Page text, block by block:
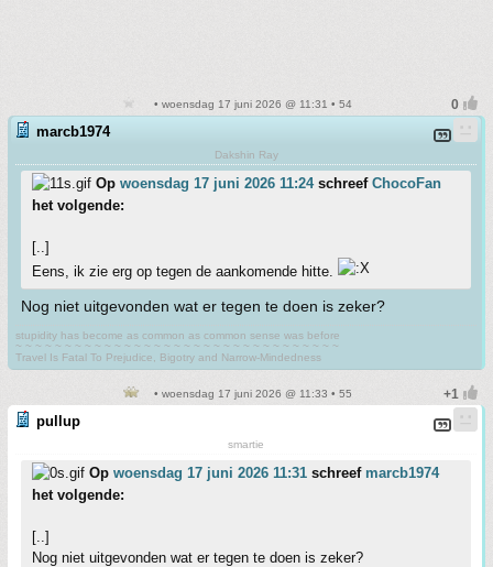
• woensdag 17 juni 2026 @ 11:31 • 54
marcb1974
Dakshin Ray
Op woensdag 17 juni 2026 11:24schreef ChocoFan
het volgende:
[..]
Eens, ik zie erg op tegen de aankomende hitte.
Nog niet uitgevonden wat er tegen te doen is zeker?
stupidity has become as common as common sense was before
~ ~ ~ ~ ~ ~ ~ ~ ~ ~ ~ ~ ~ ~ ~ ~ ~ ~ ~ ~ ~ ~ ~ ~ ~ ~ ~ ~ ~ ~ ~ ~ ~
Travel Is Fatal To Prejudice, Bigotry and Narrow-Mindedness
• woensdag 17 juni 2026 @ 11:33 • 55
pullup
smartie
Op woensdag 17 juni 2026 11:31 schreef marcb1974
het volgende:
[..]
Nog niet uitgevonden wat er tegen te doen is zeker?